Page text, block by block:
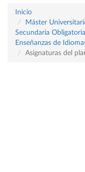
Inicio
Máster
Secundaria
Enseñanzas de
Asignaturas del